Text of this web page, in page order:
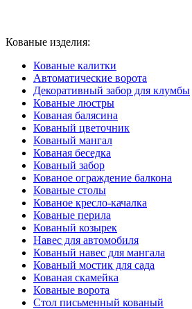
Кованые изделия:
Кованые калитки
Автоматические ворота
Декоративный забор для клумбы
Кованые люстры
Кованая балясина
Кованый цветочник
Кованый мангал
Кованая беседка
Кованый забор
Кованое ограждение балкона
Кованые столы
Кованое кресло-качалка
Кованые перила
Кованый козырек
Навес для автомобиля
Кованый навес для мангала
Кованый мостик для сада
Кованая скамейка
Кованые ворота
Стол письменный кованый